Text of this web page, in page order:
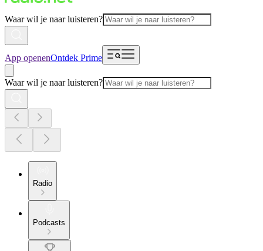
Waar wil je naar luisteren?
App openenOntdek Prime
Waar wil je naar luisteren?
Radio
Podcasts